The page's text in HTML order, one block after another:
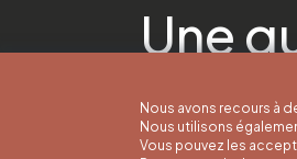
Une
Nous avons recours à
Nous utilisons
Vous pouvez les